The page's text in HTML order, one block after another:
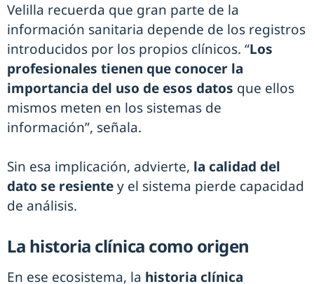
Velilla recuerda que gran parte de la
información sanitaria depende de los registros
introducidos por los propios clínicos. “Los
profesionales tienen que conocer la
importancia del uso de esos datos que ellos
mismos meten en los sistemas de
información”, señala.
Sin esa implicación, advierte, la calidad del
dato se resientey el sistema pierde capacidad
de análisis.
La historia clínica como origen
En ese ecosistema, la historia clínica